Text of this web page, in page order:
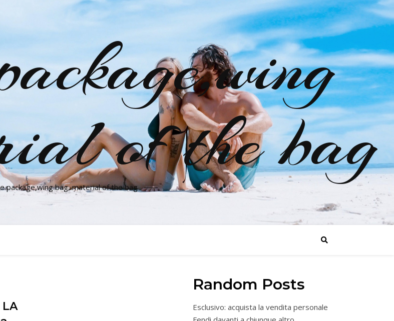
of the bag
package,wing bag, material of the bag
LA
Random Posts
Esclusivo: acquista la vendita personale